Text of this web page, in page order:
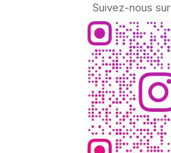
Suivez-nous sur